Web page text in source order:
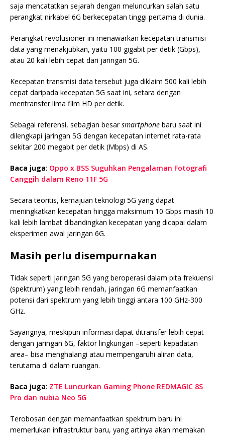
saja mencatatkan sejarah dengan meluncurkan salah satu
perangkat nirkabel 6G berkecepatan tinggi pertama di dunia.
Perangkat revolusioner ini menawarkan kecepatan transmisi
data yang menakjubkan, yaitu 100 gigabit per detik (Gbps),
atau 20 kali lebih cepat dari jaringan 5G.
Kecepatan transmisi data tersebut juga diklaim 500 kali lebih
cepat daripada kecepatan 5G saat ini, setara dengan
mentransfer lima film HD per detik.
Sebagai referensi, sebagian besarsmartphone baru saat ini
dilengkapi jaringan 5G dengan kecepatan internet rata-rata
sekitar 200 megabit per detik (Mbps) di AS.
Baca juga: Oppo x BSS Suguhkan Pengalaman Fotografi
Canggih dalam Reno 11F 5G
Secara teoritis, kemajuan teknologi 5G yang dapat
meningkatkan kecepatan hingga maksimum 10 Gbps masih 10
kali lebih lambat dibandingkan kecepatan yang dicapai dalam
eksperimen awal jaringan 6G.
Masih perlu disempurnakan
Tidak seperti jaringan 5G yang beroperasi dalam pita frekuensi
(spektrum) yang lebih rendah, jaringan 6G memanfaatkan
potensi dari spektrum yang lebih tinggi antara 100 GHz-300
GHz.
Sayangnya, meskipun informasi dapat ditransfer lebih cepat
dengan jaringan 6G, faktor lingkungan –seperti kepadatan
area– bisa menghalangi atau mempengaruhi aliran data,
terutama di dalam ruangan.
Baca juga: ZTE Luncurkan Gaming Phone REDMAGIC 8S
Pro dan nubia Neo 5G
Terobosan dengan memanfaatkan spektrum baru ini
memerlukan infrastruktur baru, yang artinya akan memakan